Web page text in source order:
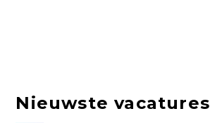
Nieuwste vacatures